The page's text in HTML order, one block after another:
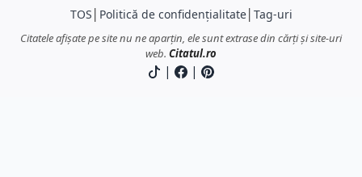
TOS Politică de confidențialitate│ Tag-uri
Citatele afișate pe site nu ne aparțin, ele sunt extrase din cărți și site-uri
web. Citatul.ro
| |